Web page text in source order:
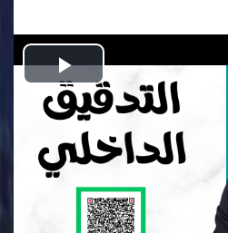
Play
Video